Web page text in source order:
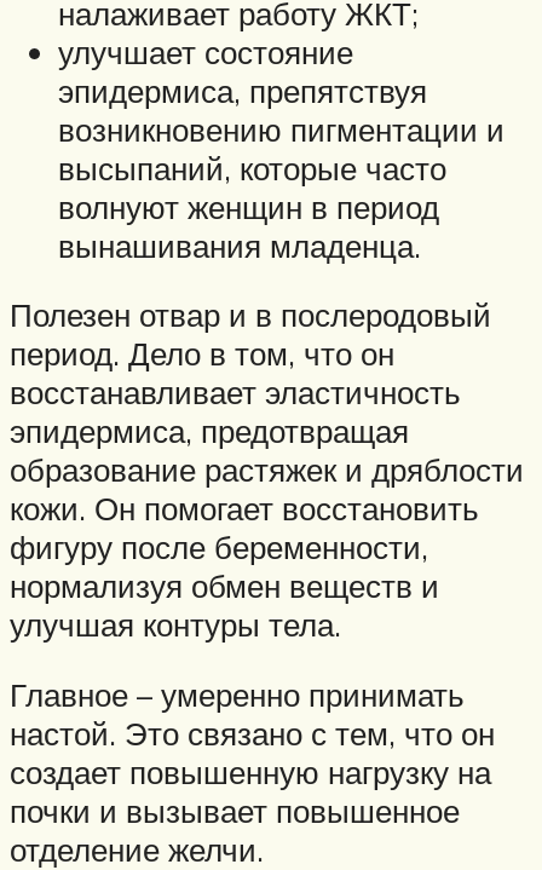
налаживает работу ЖКТ;
улучшает состояние
эпидермиса, препятствуя
возникновению пигментации и
высыпаний, которые часто
волнуют женщин в период
вынашивания младенца.
Полезен отвар и в послеродовый
период. Дело в том, что он
восстанавливает эластичность
эпидермиса, предотвращая
образование растяжек и дряблости
кожи. Он помогает восстановить
фигуру после беременности,
нормализуя обмен веществ и
улучшая контуры тела.
Главное – умеренно принимать
настой. Это связано с тем, что он
создает повышенную нагрузку на
почки и вызывает повышенное
отделение желчи.